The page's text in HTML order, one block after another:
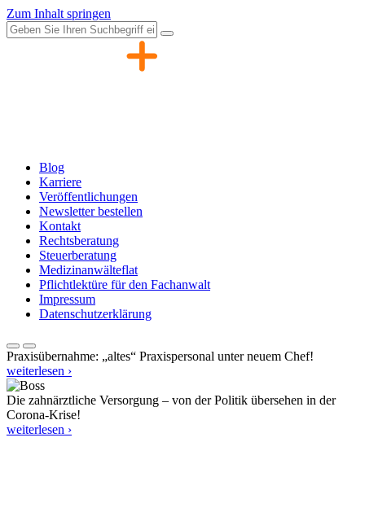
Zum Inhalt springen
Blog
Karriere
Veröffentlichungen
Newsletter bestellen
Kontakt
Rechtsberatung
Steuerberatung
Medizinanwälteflat
Pflichtlektüre für den Fachanwalt
Impressum
Datenschutzerklärung
Praxisübernahme: „altes“ Praxispersonal unter neuem Chef!
weiterlesen ›
Die zahnärztliche Versorgung – von der Politik übersehen in der
Corona-Krise!
weiterlesen ›